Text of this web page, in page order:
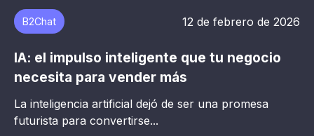
B2Chat 12 de febrero de 2026
IA: el impulso inteligente que tu negocio
necesita para vender más
La inteligencia artificial dejó de ser una promesa
futurista para convertirse...